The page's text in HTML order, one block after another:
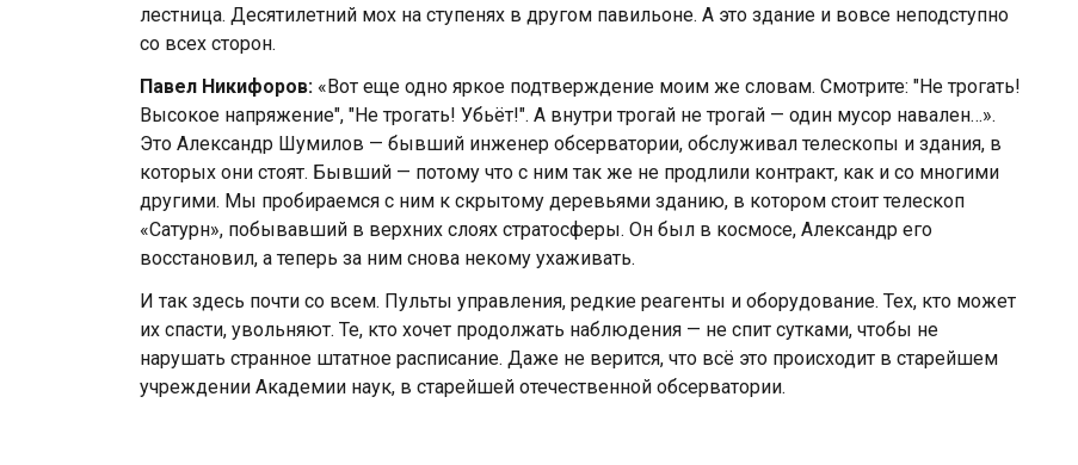
лестница. Десятилетний мох на ступенях в другом павильоне. А это здание и вовсе неподступно
со всех сторон.
Павел Никифоров: «Вот еще одно яркое подтверждение моим же словам. Смотрите: "Не трогать!
Высокое напряжение", "Не трогать! Убьёт!". А внутри трогай не трогай — один мусор навален…».
Это Александр Шумилов — бывший инженер обсерватории, обслуживал телескопы и здания, в
которых они стоят. Бывший — потому что с ним так же не продлили контракт, как и со многими
другими. Мы пробираемся с ним к скрытому деревьями зданию, в котором стоит телескоп
«Сатурн», побывавший в верхних слоях стратосферы. Он был в космосе, Александр его
восстановил, а теперь за ним снова некому ухаживать.
И так здесь почти со всем. Пульты управления, редкие реагенты и оборудование. Тех, кто может
их спасти, увольняют. Те, кто хочет продолжать наблюдения — не спит сутками, чтобы не
нарушать странное штатное расписание. Даже не верится, что всё это происходит в старейшем
учреждении Академии наук, в старейшей отечественной обсерватории.